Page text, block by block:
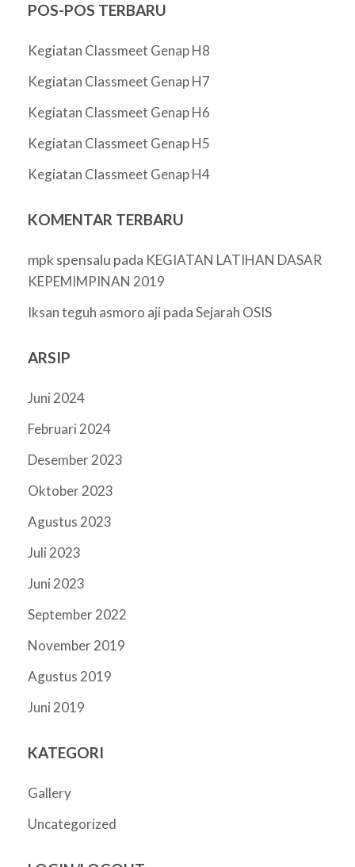
POS-POS TERBARU
Kegiatan Classmeet Genap H8
Kegiatan Classmeet Genap H7
Kegiatan Classmeet Genap H6
Kegiatan Classmeet Genap H5
Kegiatan Classmeet Genap H4
KOMENTAR TERBARU
mpk spensalu pada KEGIATAN LATIHAN DASAR
KEPEMIMPINAN 2019
Iksan teguh asmoro aji padaSejarah OSIS
ARSIP
Juni 2024
Februari 2024
Desember 2023
Oktober 2023
Agustus 2023
Juli 2023
Juni 2023
September 2022
November 2019
Agustus 2019
Juni 2019
KATEGORI
Gallery
Uncategorized